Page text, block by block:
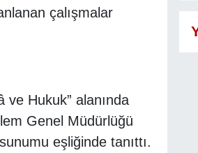
çalışmalar
ve Hukuk” alanında
Genel Müdürlüğü
eşliğinde tanıttı.